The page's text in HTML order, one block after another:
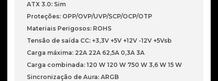
ATX 3.0: Sim
Proteções: OPP/OVP/UVP/SCP/OCP/OTP
Materiais Perigosos: ROHS
Tensão de saída CC: +3,3V +5V +12V -12V +5Vsb
Carga máxima: 22A 22A 62,5A 0,3A 3A
Carga combinada: 120 W 120 W 750 W 3,6 W 15 W
Sincronização de Aura: ARGB